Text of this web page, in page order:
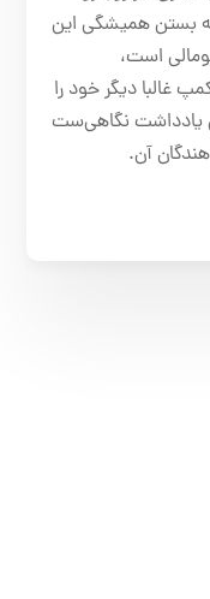
به بستن همیشگی این
است،
غالبا دیگر خود را
یادداشت نگاهی‌ست
آن.